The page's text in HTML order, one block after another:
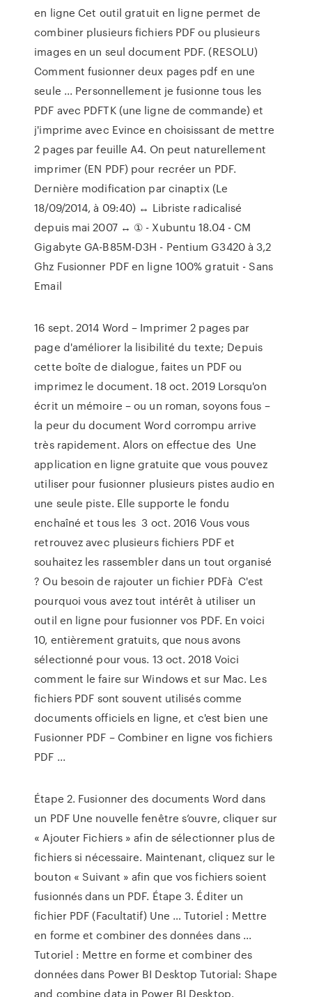
en ligne Cet outil gratuit en ligne permet de
combiner plusieurs fichiers PDF ou plusieurs
images en un seul document PDF. (RESOLU)
Comment fusionner deux pages pdf en une
seule ... Personnellement je fusionne tous les
PDF avec PDFTK (une ligne de commande) et
j'imprime avec Evince en choisissant de mettre
2 pages par feuille A4. On peut naturellement
imprimer (EN PDF) pour recréer un PDF.
Dernière modification par cinaptix (Le
18/09/2014, à 09:40) ↔ Libriste radicalisé
depuis mai 2007 ↔ ① - Xubuntu 18.04 - CM
Gigabyte GA-B85M-D3H - Pentium G3420 à 3,2
Ghz Fusionner PDF en ligne 100% gratuit - Sans
Email
16 sept. 2014 Word – Imprimer 2 pages par
page d'améliorer la lisibilité du texte; Depuis
cette boîte de dialogue, faites un PDF ou
imprimez le document. 18 oct. 2019 Lorsqu'on
écrit un mémoire – ou un roman, soyons fous –
la peur du document Word corrompu arrive
très rapidement. Alors on effectue des Une
application en ligne gratuite que vous pouvez
utiliser pour fusionner plusieurs pistes audio en
une seule piste. Elle supporte le fondu
enchaîné et tous les 3 oct. 2016 Vous vous
retrouvez avec plusieurs fichiers PDF et
souhaitez les rassembler dans un tout organisé
? Ou besoin de rajouter un fichier PDFà C'est
pourquoi vous avez tout intérêt à utiliser un
outil en ligne pour fusionner vos PDF. En voici
10, entièrement gratuits, que nous avons
sélectionné pour vous. 13 oct. 2018 Voici
comment le faire sur Windows et sur Mac. Les
fichiers PDF sont souvent utilisés comme
documents officiels en ligne, et c'est bien une
Fusionner PDF – Combiner en ligne vos fichiers
PDF ...
Étape 2. Fusionner des documents Word dans
un PDF Une nouvelle fenêtre s’ouvre, cliquer sur
« Ajouter Fichiers » afin de sélectionner plus de
fichiers si nécessaire. Maintenant, cliquez sur le
bouton « Suivant » afin que vos fichiers soient
fusionnés dans un PDF. Étape 3. Éditer un
fichier PDF (Facultatif) Une … Tutoriel : Mettre
en forme et combiner des données dans ...
Tutoriel : Mettre en forme et combiner des
données dans Power BI Desktop Tutorial: Shape
and combine data in Power BI Desktop.